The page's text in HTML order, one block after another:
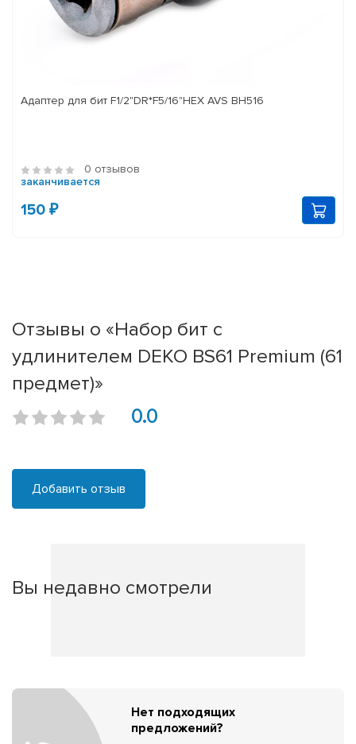
Адаптер для бит F1/2"DR*F5/16"HEX AVS BH516
0 отзывов
заканчивается
150 ₽
Отзывы о «Набор бит с
удлинителем DEKO BS61 Premium (61
предмет)»
0.0
Добавить отзыв
Вы недавно смотрели
Нет подходящих
предложений?